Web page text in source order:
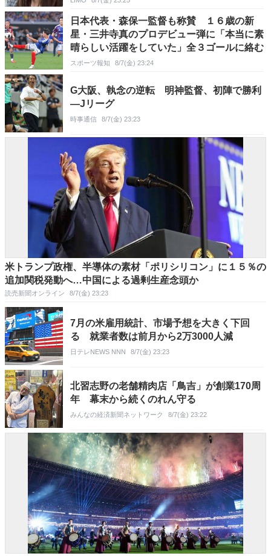
日本代表・森保一監督も称賛 １６歳の新
星・三井寺真のプロデビュー弾に「本当に素
晴らしい活躍をしていた」全３ゴールに絡む
スポーツ報知 8/7(金) 23:24
G大阪、執念の逆転 明神監督、初陣で勝利
―Jリーグ
時事通信 8/7(金) 23:23
米トランプ政権、半導体の素材「ポリシリコン」に１５％の
追加関税発動へ…中国による過剰生産念頭か
読売新聞オンライン 8/7(金) 23:23
7月の米雇用統計、市場予想を大きく下回
る 就業者数は前月から2万3000人減
日テレNEWS NNN 8/7(金) 23:23
北習志野の老舗精肉店「鳥吉」が創業170周
年 幕末から続くのれん守る
みんなの経済新聞ネットワーク 8/7(金) 23:22